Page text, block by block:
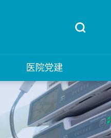
医院党建